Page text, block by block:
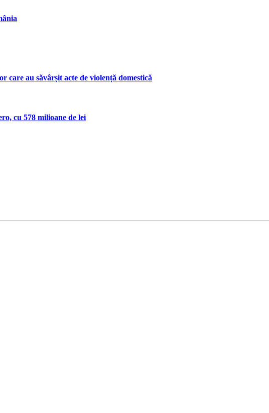
care au săvârșit acte de violență domestică
cu 578 milioane de lei